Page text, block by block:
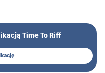
Time To Riff